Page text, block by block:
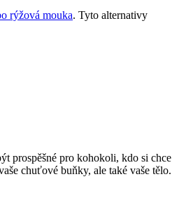
rýžová mouka.⁢ Tyto‌ alternativy​
‍prospěšné pro kohokoli, ​kdo⁣ si⁢ chce
chuťové‌ buňky, ale také vaše tělo.